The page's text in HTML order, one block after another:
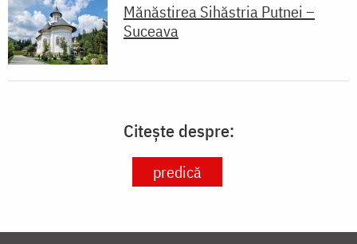
Mănăstirea Sihăstria Putnei –
Suceava
Citește despre:
predică